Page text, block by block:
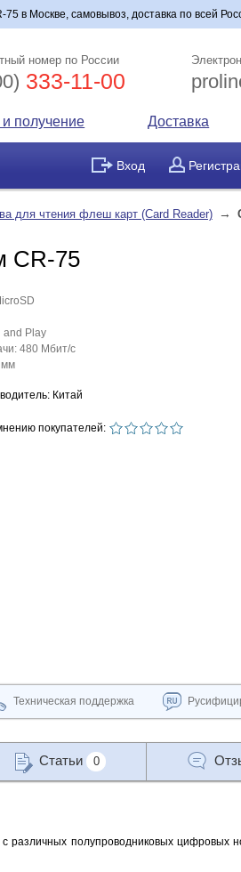
в Москве, самовывоз, доставка по всей
номер по России
333-11-00
получение Доставка
Вход
для чтения флеш карт (Card Reader) →
CR-75
and Play
480 Мбит/с
мм
Китай
покупателей:
Техническая поддержка
Статьи 0
различных полупроводниковых цифровых